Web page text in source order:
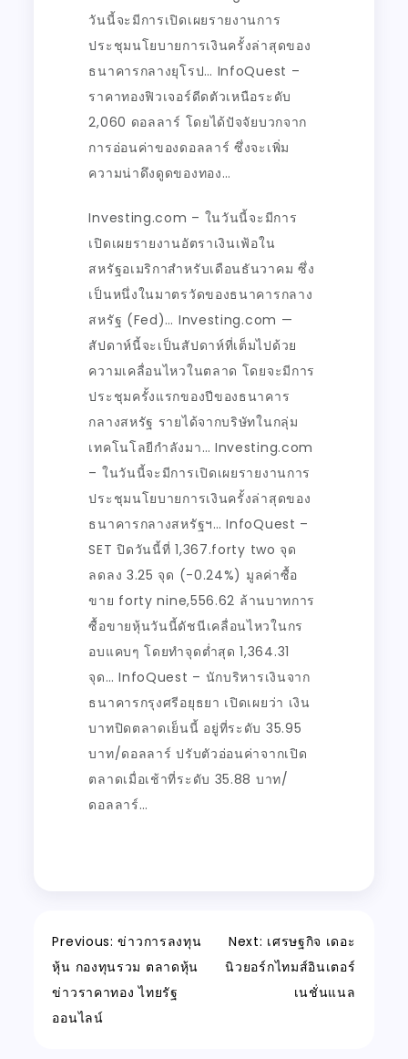
วันนี้จะมีการเปิดเผยรายงานการ
ประชุมนโยบายการเงินครั้งล่าสุดของ
ธนาคารกลางยุโรป… InfoQuest –
ราคาทองฟิวเจอร์ดีดตัวเหนือระดับ
2,060 ดอลลาร์ โดยได้ปัจจัยบวกจาก
การอ่อนค่าของดอลลาร์ ซึ่งจะเพิ่ม
ความน่าดึงดูดของทอง…
Investing.com – ในวันนี้จะมีการ
เปิดเผยรายงานอัตราเงินเฟ้อใน
สหรัฐอเมริกาสำหรับเดือนธันวาคม ซึ่ง
เป็นหนึ่งในมาตรวัดของธนาคารกลาง
สหรัฐ (Fed)… Investing.com —
สัปดาห์นี้จะเป็นสัปดาห์ที่เต็มไปด้วย
ความเคลื่อนไหวในตลาด โดยจะมีการ
ประชุมครั้งแรกของปีของธนาคาร
กลางสหรัฐ รายได้จากบริษัทในกลุ่ม
เทคโนโลยีกำลังมา… Investing.com
– ในวันนี้จะมีการเปิดเผยรายงานการ
ประชุมนโยบายการเงินครั้งล่าสุดของ
ธนาคารกลางสหรัฐฯ… InfoQuest –
SET ปิดวันนี้ที่ 1,367.forty two จุด
ลดลง 3.25 จุด (-0.24%) มูลค่าซื้อ
ขาย forty nine,556.62 ล้านบาทการ
ซื้อขายหุ้นวันนี้ดัชนีเคลื่อนไหวในกร
อบแคบๆ โดยทำจุดต่ำสุด 1,364.31
จุด… InfoQuest – นักบริหารเงินจาก
ธนาคารกรุงศรีอยุธยา เปิดเผยว่า เงิน
บาทปิดตลาดเย็นนี้ อยู่ที่ระดับ 35.95
บาท/ดอลลาร์ ปรับตัวอ่อนค่าจากเปิด
ตลาดเมื่อเช้าที่ระดับ 35.88 บาท/
ดอลลาร์…
Post
navigation
Previous: ข่าวการลงทุน
หุ้น กองทุนรวม ตลาดหุ้น
ข่าวราคาทอง ไทยรัฐ
ออนไลน์
Next: เศรษฐกิจ เดอะ
นิวยอร์กไทมส์อินเตอร์
เนชั่นแนล